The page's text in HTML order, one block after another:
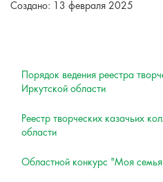
Создано: 13 февраля 2025
Порядок ведения реестра
Иркутской области
Реестр творческих казачьих
области
Областной конкурс "Моя